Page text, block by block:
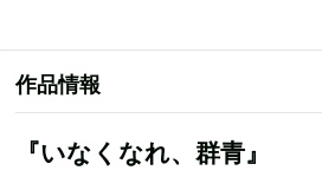
作品情報
『いなくなれ、群青』